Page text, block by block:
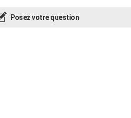
Posez votre question